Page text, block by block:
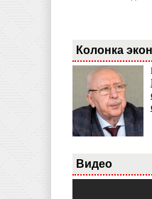
Колонка
Видео